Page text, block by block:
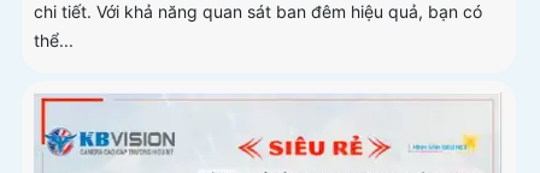
chi tiết. Với khả năng quan sát ban đêm hiệu quả, bạn có
thể...